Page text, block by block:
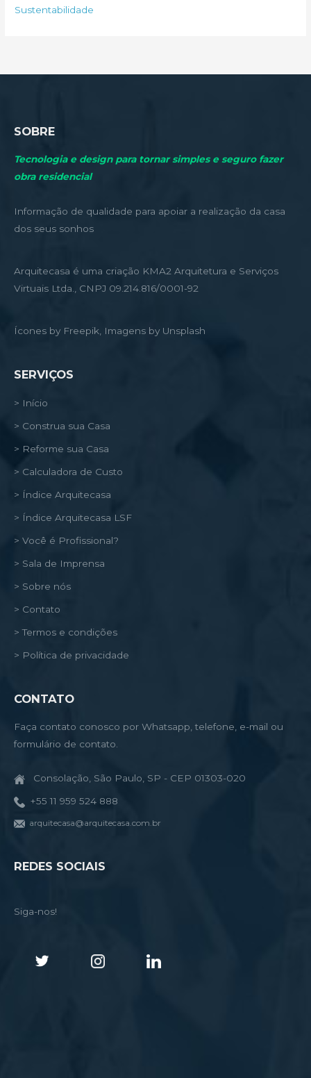
rSustentabilidade
SOBRE
Tecnologia e design para tornar simples e seguro fazer
obra residencial
Informação de qualidade para apoiar a realização da casa
dos seus sonhos
Arquitecasa é uma criação KMA2 Arquitetura e Serviços
Virtuais Ltda., CNPJ 09.214.816/0001-92
Ícones by Freepik, Imagens by Unsplash
SERVIÇOS
> Início
> Construa sua Casa
> Reforme sua Casa
> Calculadora de Custo
> Índice Arquitecasa
> Índice Arquitecasa LSF
> Você é Profissional?
> Sala de Imprensa
> Sobre nós
> Contato
> Termos e condições
> Política de privacidade
CONTATO
Faça contato conosco por Whatsapp, telefone, e-mail ou
formulário de contato.
Consolação, São Paulo, SP - CEP 01303-020
+55 11 959 524 888
arquitecasa@arquitecasa.com.br
REDES SOCIAIS
Siga-nos!